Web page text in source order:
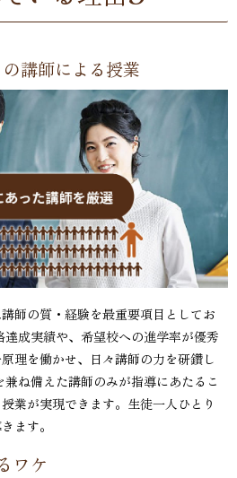
講師による授業
師の質・経験を最重要項目としてお
達成実績や、希望校への進学率が優秀
理を働かせ、日々講師の力を研鑽し
ね備えた講師のみが指導にあたるこ
業が実現できます。生徒一人ひとり
ます。
ワケ